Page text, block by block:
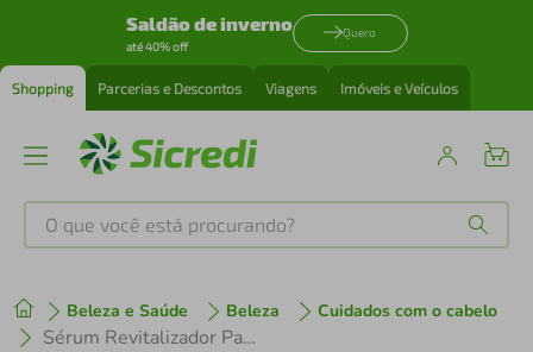
Saldão de inverno
até 40% off
Quero
Shopping Parcerias e Descontos Viagens Imóveis e Veículos
O que você está procurando?
Beleza e Saúde Beleza Cuidados com o cabelo
Sérum Revitalizador Pantene Equilibrío Raiz E Pontas 95 Ml
1º tenis